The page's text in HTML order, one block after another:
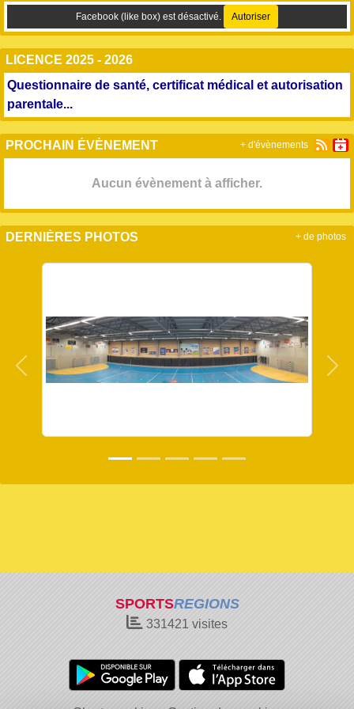
Facebook (like box) est désactivé. Autoriser
LICENCE 2025 - 2026
Questionnaire de santé, certificat médical et autorisation
parentale...
PROCHAIN ÉVÈNEMENT
Aucun évènement à afficher.
+ d'évènements
DERNIÈRES PHOTOS
Précedent
+ de photos
SPORTSREGIONS
331421 visites